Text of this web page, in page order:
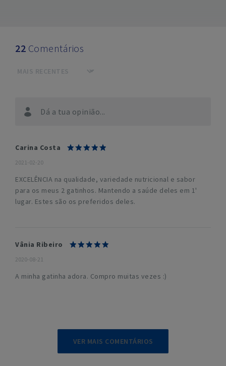
Dá a tua opinião...
22 Comentários
Carina Costa
2021-02-20
EXCELÊNCIA na qualidade, variedade nutricional e sabor
para os meus 2 gatinhos. Mantendo a saúde deles em 1'
lugar. Estes são os preferidos deles.
Vânia Ribeiro
2020-08-21
A minha gatinha adora. Compro muitas vezes :)
VER MAIS COMENTÁRIOS